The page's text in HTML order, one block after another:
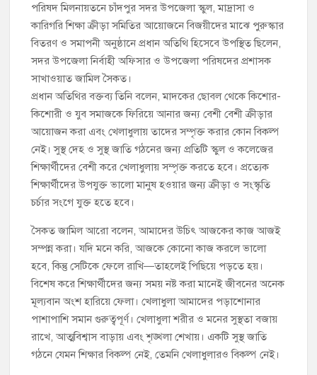
পরিষদ মিলনায়তনে চাঁদপুর সদর উপজেলা স্কুল, মাদ্রাসা ও
কারিগরি শিক্ষা ক্রীড়া সমিতির আয়োজনে বিজয়ীদের মাঝে পুরুস্কার
বিতরণ ও সমাপনী অনুষ্ঠানে প্রধান অতিথি হিসেবে উপস্থিত ছিলেন,
সদর উপজেলা নির্বাহী অফিসার ও উপজেলা পরিষদের প্রশাসক
সাখাওয়াত জামিল সৈকত।
প্রধান অতিথির বক্তব্য তিনি বলেন, মাদকের ছোবল থেকে কিশোর-
কিশোরী ও যুব সমাজকে ফিরিয়ে আনার জন্য বেশী বেশী ক্রীড়ার
আয়োজন করা এবং খেলাধুলায় তাদের সম্পৃক্ত করার কোন বিকল্প
নেই। সুস্থ দেহ ও সুস্থ জাতি গঠনের জন্য প্রতিটি স্কুল ও কলেজের
শিক্ষার্থীদের বেশী করে খেলাধুলায় সম্পৃক্ত করতে হবে। প্রত্যেক
শিক্ষার্থীদের উপযুক্ত ভালো মানুষ হওয়ার জন্য ক্রীড়া ও সংস্কৃতি
চর্চার সংগে যুক্ত হতে হবে।
সৈকত জামিল আরো বলেন, আমাদের উচিৎ আজকের কাজ আজই
সম্পন্ন করা। যদি মনে করি, আজকে কোনো কাজ করলে ভালো
হবে, কিন্তু সেটিকে ফেলে রাখি—তাহলেই পিছিয়ে পড়তে হয়।
বিশেষ করে শিক্ষার্থীদের জন্য সময় নষ্ট করা মানেই জীবনের অনেক
মূল্যবান অংশ হারিয়ে ফেলা। খেলাধুলা আমাদের পড়াশোনার
পাশাপাশি সমান গুরুত্বপূর্ণ। খেলাধুলা শরীর ও মনের সুস্থতা বজায়
রাখে, আত্মবিশ্বাস বাড়ায় এবং শৃঙ্খলা শেখায়। একটি সুস্থ জাতি
গঠনে যেমন শিক্ষার বিকল্প নেই, তেমনি খেলাধুলারও বিকল্প নেই।